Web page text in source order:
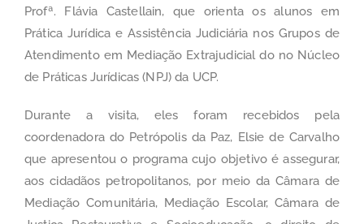
Profª. Flávia Castellain, que orienta os alunos em
Prática Jurídica e Assistência Judiciária nos Grupos de
Atendimento em Mediação Extrajudicial do no Núcleo
de Práticas Jurídicas (NPJ) da UCP.
Durante a visita, eles foram recebidos pela
coordenadora do Petrópolis da Paz, Elsie de Carvalho
que apresentou o programa cujo objetivo é assegurar,
aos cidadãos petropolitanos, por meio da Câmara de
Mediação Comunitária, Mediação Escolar, Câmara de